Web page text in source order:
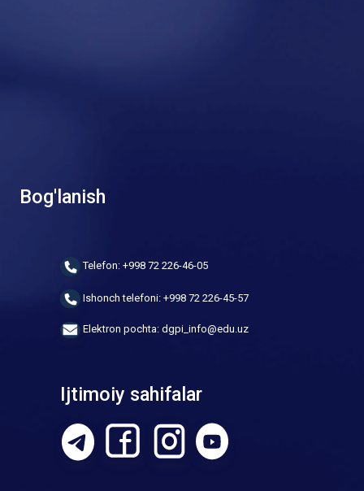
Bog'lanish
Telefon: +998 72 226-46-05
Ishonch telefoni: +998 72 226-45-57
Elektron pochta: dgpi_info@edu.uz
Ijtimoiy sahifalar